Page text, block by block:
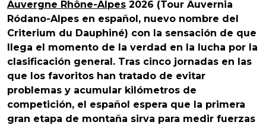
Auvergne Rhône-Alpes 2026 (Tour Auvernia
Ródano-Alpes en español, nuevo nombre del
Criterium du Dauphiné) con la sensación de que
llega el momento de la verdad en la lucha por la
clasificación general. Tras cinco jornadas en las
que los favoritos han tratado de evitar
problemas y acumular kilómetros de
competición, el español espera que la primera
gran etapa de montaña sirva para medir fuerzas